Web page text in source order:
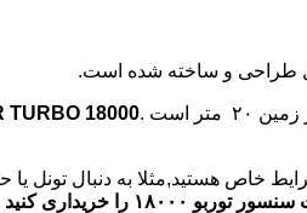
طراحی و ساخته شده است.
است . TURBO 18000
خاص هستید,مثلا به دنبال تونل یا
۱۸۰۰۰ را خریداری کنید .